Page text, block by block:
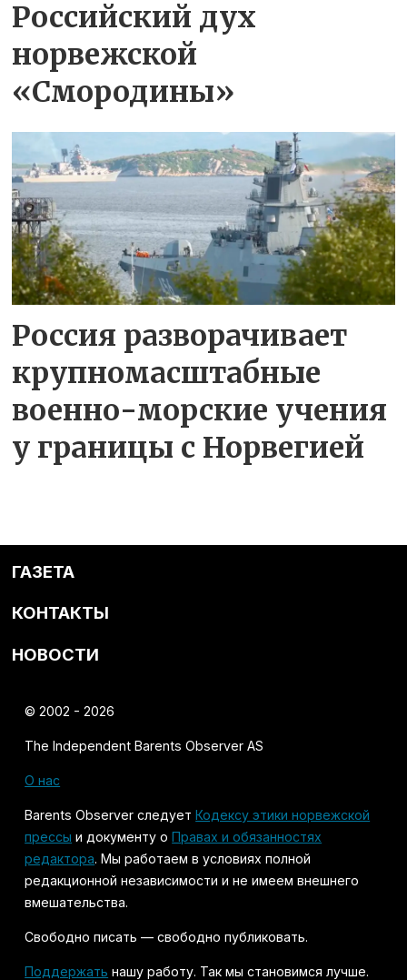
Российский дух
норвежской
«Смородины»
Россия разворачивает
крупномасштабные
военно-морские учения
у границы с Норвегией
ГАЗЕТА
КОНТАКТЫ
НОВОСТИ
© 2002 - 2026
The Independent Barents Observer AS
О нас
Barents Observer следуетКодексу этики норвежской
прессы и документу оПравах и обязанностях
редактора. Мы работаем в условиях полной
редакционной независимости и не имеем внешнего
вмешательства.
Свободно писать — свободно публиковать.
Поддержать нашу работу. Так мы становимся лучше.